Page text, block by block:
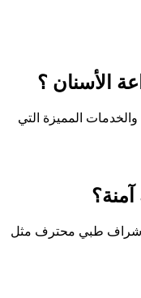
الأسنان ؟
المميزة التي
طبي محترف مثل